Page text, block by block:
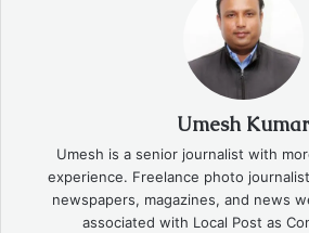
Umesh Kumar
Umesh is a senior journalist with
experience. Freelance photo
newspapers, magazines, and news
associated with Local Post as